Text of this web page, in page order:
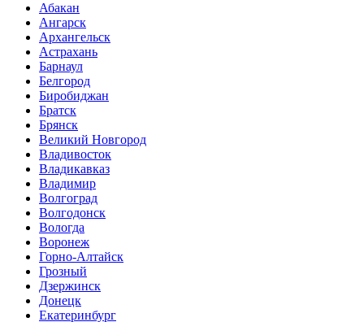
Абакан
Ангарск
Архангельск
Астрахань
Барнаул
Белгород
Биробиджан
Братск
Брянск
Великий Новгород
Владивосток
Владикавказ
Владимир
Волгоград
Волгодонск
Вологда
Воронеж
Горно-Алтайск
Грозный
Дзержинск
Донецк
Екатеринбург